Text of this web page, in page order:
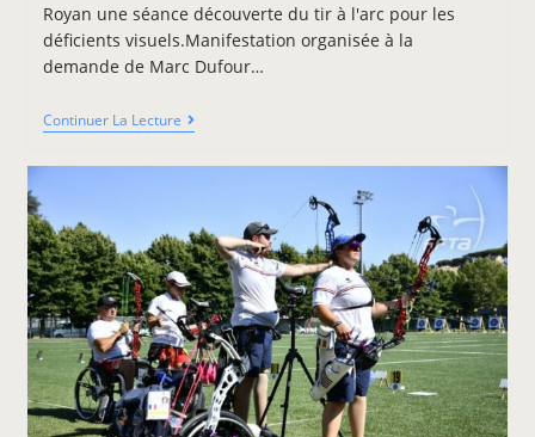
Royan une séance découverte du tir à l'arc pour les
déficients visuels.Manifestation organisée à la
demande de Marc Dufour…
Continuer La Lecture